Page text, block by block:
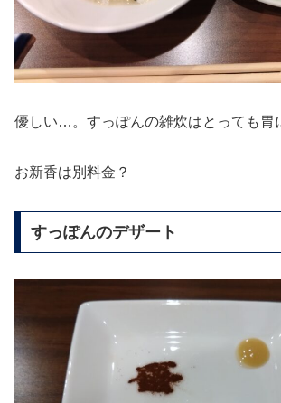
優しい…。すっぽんの雑炊はとっても胃
お新香は別料金？
すっぽんのデザート